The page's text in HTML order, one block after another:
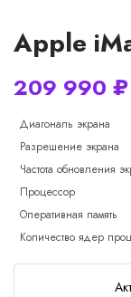
Apple
209 990 ₽
Диагональ экрана
Разрешение экрана
Частота обновления
Процессор
Оперативная память
Количество ядер